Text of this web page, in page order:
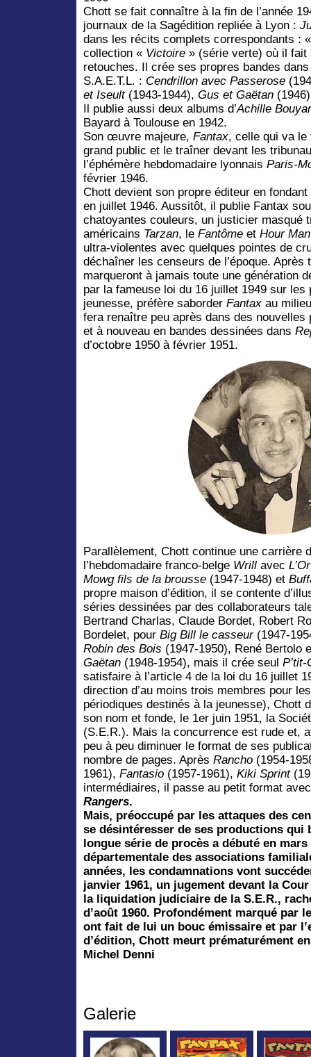
Chott se fait connaître à la fin de l’année
journaux de la Sagédition repliée à Lyon :
dans les récits complets correspondants :
collection « Victoire » (série verte) où il fait
retouches. Il crée ses propres bandes
S.A.E.T.L. : Cendrillon avec Passerose
et Iseult(1943-1944), Gus et Gaëtan
Il publie aussi deux albums d’Achille
Bayard à Toulouse en 1942.
Son œuvre majeure, Fantax, celle qui va le
grand public et le traîner devant les
l’éphémère hebdomadaire lyonnais Paris-
février 1946.
Chott devient son propre éditeur en
en juillet 1946. Aussitôt, il publie Fantax
chatoyantes couleurs, un justicier masqué
américains Tarzan, le Fantôme et Hour Man
ultra-violentes avec quelques pointes de
déchaîner les censeurs de l’époque. Après
marqueront à jamais toute une génération
par la fameuse loi du 16 juillet 1949 sur
jeunesse, préfère saborder Fantax au
fera renaître peu après dans des nouvelles
et à nouveau en bandes dessinées dans
d’octobre 1950 à février 1951.
Parallèlement, Chott continue une carrière
l’hebdomadaire franco-belge Wrill avec
Mowg fils de la brousse (1947-1948) et
propre maison d’édition, il se contente
séries dessinées par des collaborateurs
Bertrand Charlas, Claude Bordet, Robert
Bordelet, pour Big Bill le casseur(1947-
Robin des Bois (1947-1950), René Bertolo
Gaëtan (1948-1954), mais il crée seul
satisfaire à l’article 4 de la loi du 16 juillet
direction d’au moins trois membres pour
périodiques destinés à la jeunesse), Chott
son nom et fonde, le 1er juin 1951, la
(S.E.R.). Mais la concurrence est rude et,
peu à peu diminuer le format de ses
nombre de pages. Après Rancho (1954-
1961), Fantasio (1957-1961), Kiki Sprint
intermédiaires, il passe au petit format
Rangers.
Mais, préoccupé par les attaques des
se désintéresser de ses productions qui
longue série de procès a débuté en
départementale des associations
années, les condamnations vont
janvier 1961, un jugement devant la
la liquidation judiciaire de la S.E.R.,
d’août 1960. Profondément marqué par
ont fait de lui un bouc émissaire et par
d’édition, Chott meurt prématurément en
Michel Denni
Galerie